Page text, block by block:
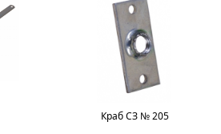
Краб СЗ № 205